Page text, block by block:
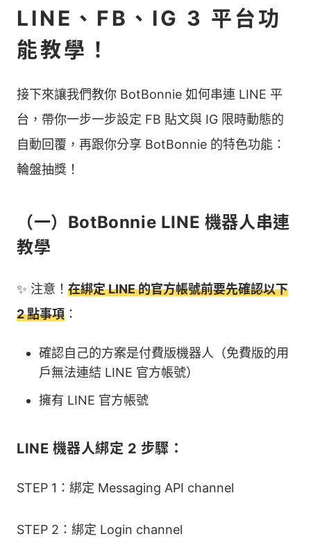
LINE、FB、IG 3 平台功
能教學！
接下來讓我們教你 BotBonnie 如何串連 LINE 平
台，帶你一步一步設定 FB 貼文與 IG 限時動態的
自動回覆，再跟你分享 BotBonnie 的特色功能：
輪盤抽獎！
（一）BotBonnie LINE 機器人串連
教學
✨ 注意！ 在綁定 LINE 的官方帳號前要先確認以下
2 點事項 ：
確認自己的方案是付費版機器人（免費版的用
戶無法連結 LINE 官方帳號）
擁有 LINE 官方帳號
LINE 機器人綁定 2 步驟：
STEP 1：綁定 Messaging API channel
STEP 2：綁定 Login channel